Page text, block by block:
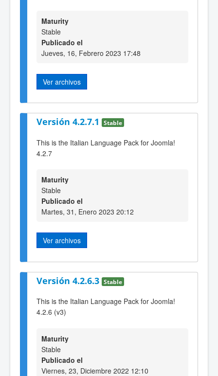
Maturity
Stable
Publicado el
Jueves, 16, Febrero 2023 17:48
Ver archivos
Versión 4.2.7.1 Stable
This is the Italian Language Pack for Joomla!
4.2.7
Maturity
Stable
Publicado el
Martes, 31, Enero 2023 20:12
Ver archivos
Versión 4.2.6.3 Stable
This is the Italian Language Pack for Joomla!
4.2.6 (v3)
Maturity
Stable
Publicado el
Viernes, 23, Diciembre 2022 12:10